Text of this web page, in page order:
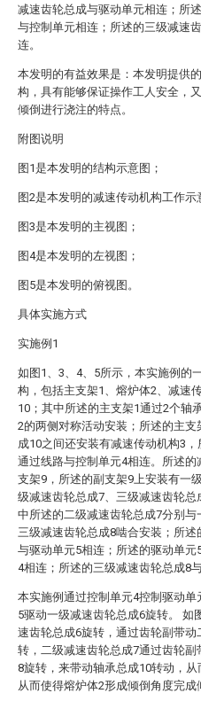
减速齿轮总成与驱动单元相连；所
与控制单元相连；所述的三级减速
连。
本发明的有益效果是：本发明提供
构，具有能够保证操作工人安全，
倾倒进行浇注的特点。
附图说明
图1是本发明的结构示意图；
图2是本发明的减速传动机构工作示
图3是本发明的主视图；
图4是本发明的左视图；
图5是本发明的俯视图。
具体实施方式
实施例1
如图1、3、4、5所示，本实施例的
构，包括主支架1、熔炉体2、减速
10；其中所述的主支架1通过2个轴
2的两侧对称活动安装；所述的主支
成10之间还安装有减速传动机构3
通过线路与控制单元4相连。所述的
支架9，所述的副支架9上安装有一
级减速齿轮总成7、三级减速齿轮总
中所述的二级减速齿轮总成7分别与
三级减速齿轮总成8啮合安装；所
与驱动单元5相连；所述的驱动单
4相连；所述的三级减速齿轮总成8
本实施例通过控制单元4控制驱动
5驱动一级减速齿轮总成6旋转。 如
速齿轮总成6旋转，通过齿轮副带动
转，二级减速齿轮总成7通过齿轮
8旋转，来带动轴承总成10转动，从
从而使得熔炉体2形成倾倒角度完成